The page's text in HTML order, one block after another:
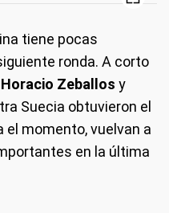
tiene pocas
ronda. A corto
Horacio Zeballos y
Suecia obtuvieron el
momento, vuelvan a
en la última